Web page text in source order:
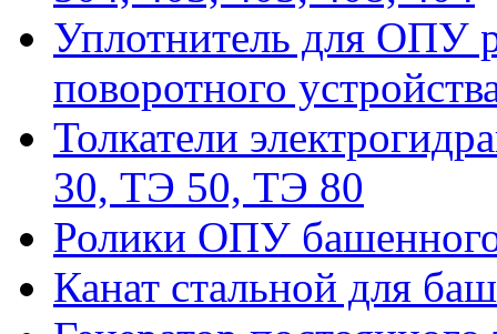
Уплотнитель для ОПУ
поворотного
Толкатели
30, ТЭ 50, ТЭ 80
Ролики ОПУ
Канат стальной для